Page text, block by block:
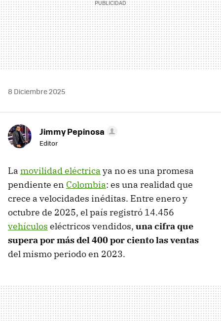
8 Diciembre 2025
Jimmy Pepinosa
Editor
La movilidad eléctrica ya no es una promesa
pendiente en Colombia: es una realidad que
crece a velocidades inéditas. Entre enero y
octubre de 2025, el país registró 14.456
vehículos eléctricos vendidos, una cifra que
supera por más del 400 por ciento las ventas
del mismo periodo en 2023.